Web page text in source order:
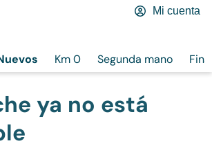
Km 0 Segunda mano
Mi cuenta
ya no está